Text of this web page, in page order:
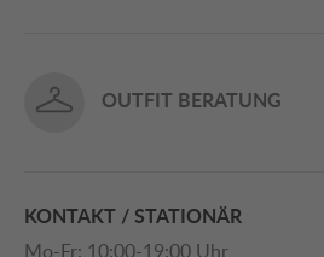
OUTFIT BERATUNG
KONTAKT / STATIONÄR
Mo-Fr: 10:00-19:00 Uhr